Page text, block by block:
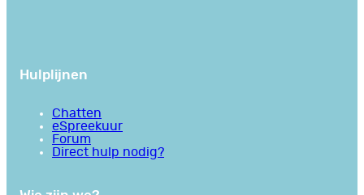
Hulplijnen
Chatten
eSpreekuur
Forum
Direct hulp nodig?